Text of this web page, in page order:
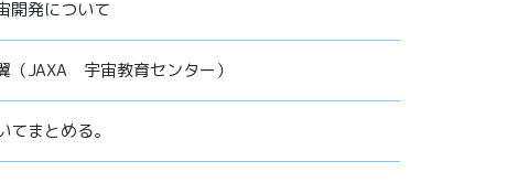
開発について
JAXA 宇宙教育センター）
てまとめる。